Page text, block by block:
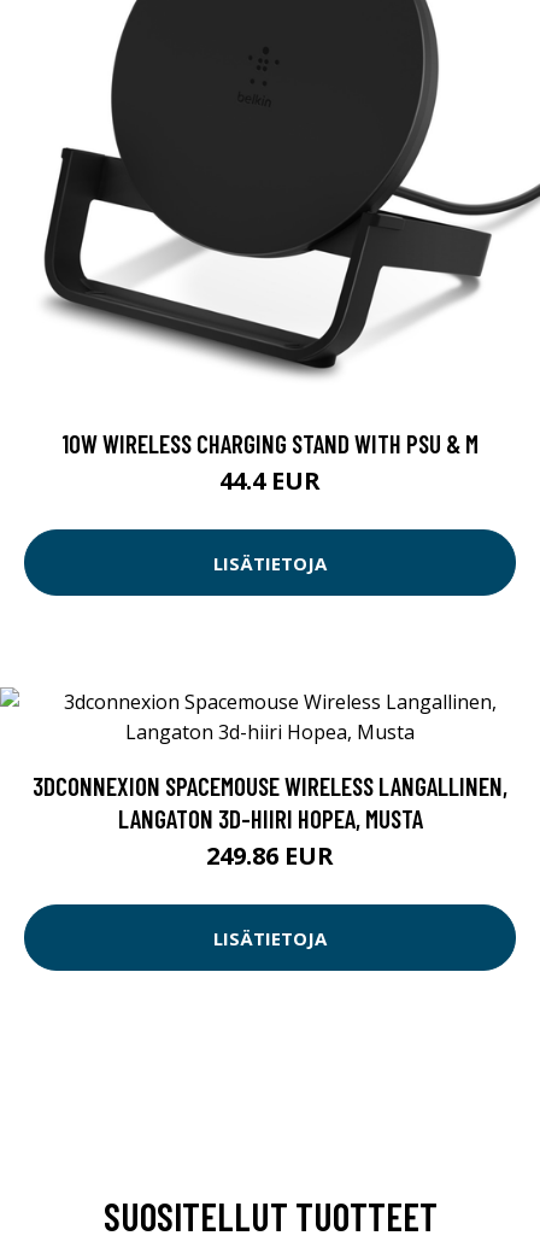
10W WIRELESS CHARGING STAND WITH PSU & M
44.4 EUR
LISÄTIETOJA
3DCONNEXION SPACEMOUSE WIRELESS LANGALLINEN,
LANGATON 3D-HIIRI HOPEA, MUSTA
249.86 EUR
LISÄTIETOJA
SUOSITELLUT TUOTTEET